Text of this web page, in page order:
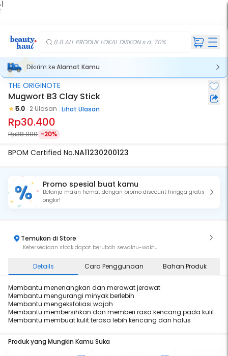
|
8.8 ALL PRODUK LOKAL DISKON s.d. 70%
Dikirim keAlamat Kamu
THE ORIGINOTE
Mugwort B3 Clay Stick
5.0 2 Ulasan Lihat Ulasan
Rp30.400
Rp38.000 -20%
BPOM Certified No.NA11230200123
Promo spesial buat kamu
Belanja makin hemat dengan promo discount hingga gratis
ongkir!
Temukan di Store
Ketersediaan stock dapat berubah sewaktu-waktu
Details Cara Penggunaan Bahan Produk
Membantu menenangkan dan merawat jerawat
Membantu mengurangi minyak berlebih
Membantu mengeksfoliasi wajah
Membantu membersihkan dan memberi rasa kencang pada kulit
Membantu membuat kulit terasa lebih kencang dan halus
Produk yang Mungkin Kamu Suka